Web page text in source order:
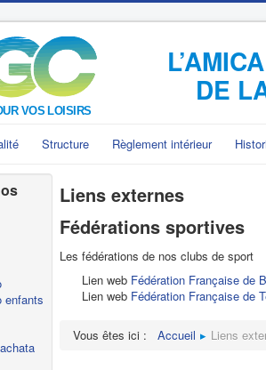
DE
Structure Règlement intérieur
enfants
Liens externes
Fédérations sportives
Les fédérations de nos clubs de sport
Lien web Fédération Française de
Lien web Fédération Française de
Vous êtes ici : Accueil Liens